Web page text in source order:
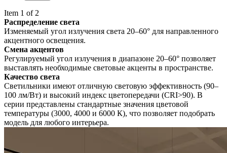
Item 1 of 2
Распределение света
Изменяемый угол излучения света 20–60° для направленного
акцентного освещения.
Смена акцентов
Регулируемый угол излучения в диапазоне 20–60° позволяет
выставлять необходимые световые акценты в пространстве.
Качество света
Светильники имеют отличную световую эффективность (90–
100 лм/Вт) и высокий индекс цветопередачи (CRI>90). В
серии представлены стандартные значения цветовой
температуры (3000, 4000 и 6000 К), что позволяет подобрать
модель для любого интерьера.